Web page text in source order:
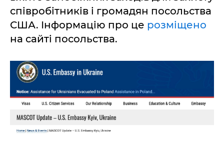
співробітників і громадян посольства
США. Інформацію про це розміщено
на сайті посольства.